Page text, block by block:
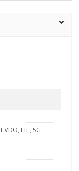
EVDO, LTE, 5G